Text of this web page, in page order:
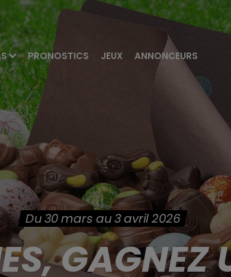
PRONOSTICS JEUX ANNONCEURS
Du 30 mars au 3 avril 2026
GAGNEZ